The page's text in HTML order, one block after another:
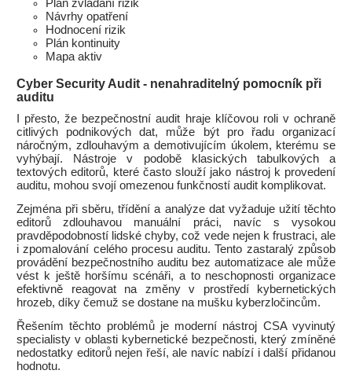
Plán zvládaní rizik
Návrhy opatření
Hodnocení rizik
Plán kontinuity
Mapa aktiv
Cyber Security Audit - nenahraditelný pomocník při
auditu
I přesto, že bezpečnostní audit hraje klíčovou roli v ochraně
citlivých podnikových dat, může být pro řadu organizací
náročným, zdlouhavým a demotivujícím úkolem, kterému se
vyhýbají. Nástroje v podobě klasických tabulkových a
textových editorů, které často slouží jako nástroj k provedení
auditu, mohou svojí omezenou funkčností audit komplikovat.
Zejména při sběru, třídění a analýze dat vyžaduje užití těchto
editorů zdlouhavou manuální práci, navíc s vysokou
pravděpodobností lidské chyby, což vede nejen k frustraci, ale
i zpomalování celého procesu auditu. Tento zastaralý způsob
provádění bezpečnostního auditu bez automatizace ale může
vést k ještě horšímu scénáři, a to neschopnosti organizace
efektivně reagovat na změny v prostředí kybernetických
hrozeb, díky čemuž se dostane na mušku kyberzločincům.
Řešením těchto problémů je moderní nástroj CSA vyvinutý
specialisty v oblasti kybernetické bezpečnosti, který zmíněné
nedostatky editorů nejen řeší, ale navíc nabízí i další přidanou
hodnotu.